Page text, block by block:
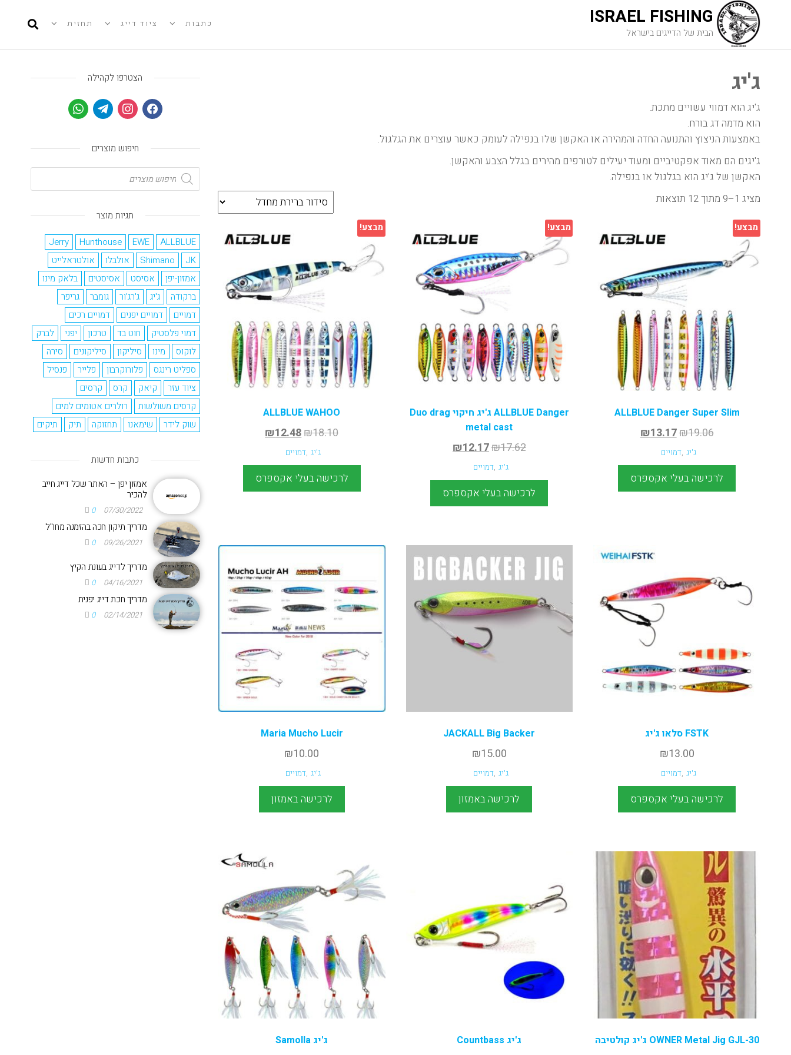
ISRAEL FISHING
הבית של הדייגים בישראל
תחזית ציוד דייג כתבות
ג'יג
ג'יג הוא דמווי עשויים מתכת.
הוא מדמה דג בורח.
באמצעות הניצוץ והתנועה החדה והמהירה או האקשן שלו בנפילה לעומק כאשר עוצרים את הגלגול.
ג'יגים הם מאוד אפקטיביים ומעוד יעילים לטורפים מהירים בגלל הצבע והאקשן.
האקשן של ג'יג הוא בגלגול או בנפילה.
מציג 1–9 מתוך 12 תוצאות
מבצע!
ALLBLUE Danger Super Slim
₪19.06
₪13.17
ג'יג ,דמויים
לרכישה בעלי אקספרס
מבצע!
ALLBLUE Danger ג'יג חיקוי Duo drag
metal cast
₪17.62
₪12.17
ג'יג ,דמויים
לרכישה בעלי אקספרס
מבצע!
ALLBLUE WAHOO
₪18.10
₪12.48
ג'יג ,דמויים
לרכישה בעלי אקספרס
FSTK סלאו ג'יג
₪13.00
ג'יג ,דמויים
לרכישה בעלי אקספרס
JACKALL Big Backer
₪15.00
ג'יג ,דמויים
לרכישה באמזון
Maria Mucho Lucir
₪10.00
ג'יג ,דמויים
לרכישה באמזון
OWNER Metal Jig GJL-30 ג'יג קולטיבה ג'יג Countbass ג'יג Samolla
הצטרפו לקהילה
חיפוש מוצרים
תגיות מוצר
ALLBLUE
EWE
Hunthouse
Jerry
JK
Shimano אולבלו
אולטראלייט
אמזון-יפן
אסיסט אסיסטים
בלאק מינו
ברקודה
ג'יג ג'רג'ור גומבר
גריפר
דמויים
דמויים יפנים
דמויים רכים
דמוי פלסטיק
חוט בד טרכון יפני
לברק
לוקוס
מינו סיליקון סיליקונים
סירה
ספליט רינגס
פלורוקרבון פלייר
פנסיל
ציוד עזר
קיאק קרס
קרסים
קרסים משולשות
רולרים אטומים למים
שוק לידר
שימאנו תחזוקה תיק תיקים
כתבות חדשות
אמזון יפן – האתר שכל דייג חייב
להכיר
07/30/2022
0
מדריך תיקון חכה בהזמנה מחו"ל
09/26/2021
0
מדריך לדייג בעונת הקיץ
04/16/2021
0
מדריך חכת דייג יפנית
02/14/2021
0